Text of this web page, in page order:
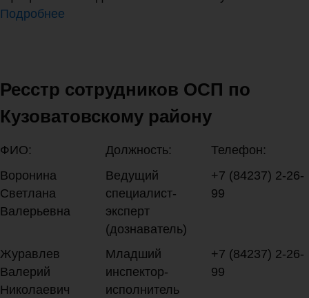
Подробнее
Ресстр сотрудников ОСП по
Кузоватовскому району
ФИО: Должность:
Телефон:
Воронина
Светлана
Валерьевна
Ведущий
специалист-
эксперт
(дознаватель)
+7 (84237) 2-26-
99
Журавлев
Валерий
Николаевич
Младший
инспектор-
исполнитель
+7 (84237) 2-26-
99